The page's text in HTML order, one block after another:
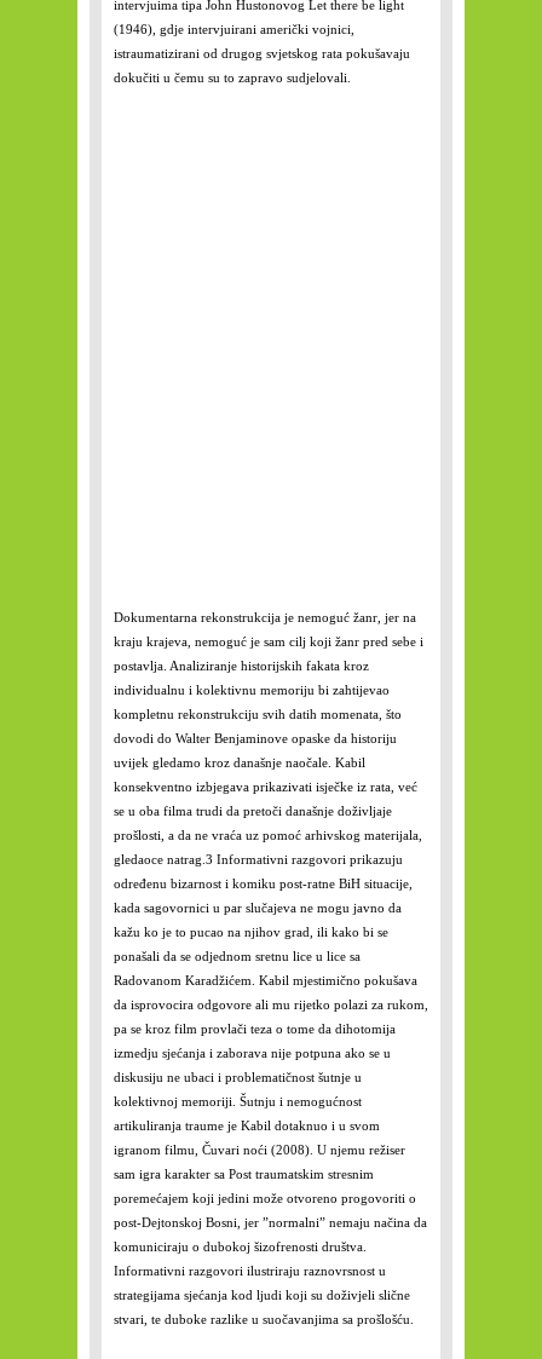
intervjuima tipa John Hustonovog Let there be light
(1946), gdje intervjuirani američki vojnici,
istraumatizirani od drugog svjetskog rata pokušavaju
dokučiti u čemu su to zapravo sudjelovali.
Dokumentarna rekonstrukcija je nemoguć žanr, jer na
kraju krajeva, nemoguć je sam cilj koji žanr pred sebe i
postavlja. Analiziranje historijskih fakata kroz
individualnu i kolektivnu memoriju bi zahtijevao
kompletnu rekonstrukciju svih datih momenata, što
dovodi do Walter Benjaminove opaske da historiju
uvijek gledamo kroz današnje naočale. Kabil
konsekventno izbjegava prikazivati isječke iz rata, već
se u oba filma trudi da pretoči današnje doživljaje
prošlosti, a da ne vraća uz pomoć arhivskog materijala,
gledaoce natrag. 3 Informativni razgovori prikazuju
određenu bizarnost i komiku post-ratne BiH situacije,
kada sagovornici u par slučajeva ne mogu javno da
kažu ko je to pucao na njihov grad, ili kako bi se
ponašali da se odjednom sretnu lice u lice sa
Radovanom Karadžićem. Kabil mjestimično pokušava
da isprovocira odgovore ali mu rijetko polazi za rukom,
pa se kroz film provlači teza o tome da dihotomija
izmedju sjećanja i zaborava nije potpuna ako se u
diskusiju ne ubaci i problematičnost šutnje u
kolektivnoj memoriji. Šutnju i nemogućnost
artikuliranja traume je Kabil dotaknuo i u svom
igranom filmu, Čuvari noći (2008). U njemu režiser
sam igra karakter sa Post traumatskim stresnim
poremećajem koji jedini može otvoreno progovoriti o
post-Dejtonskoj Bosni, jer ”normalni” nemaju načina da
komuniciraju o dubokoj šizofrenosti društva.
Informativni razgovori ilustriraju raznovrsnost u
strategijama sjećanja kod ljudi koji su doživjeli slične
stvari, te duboke razlike u suočavanjima sa prošlošću.